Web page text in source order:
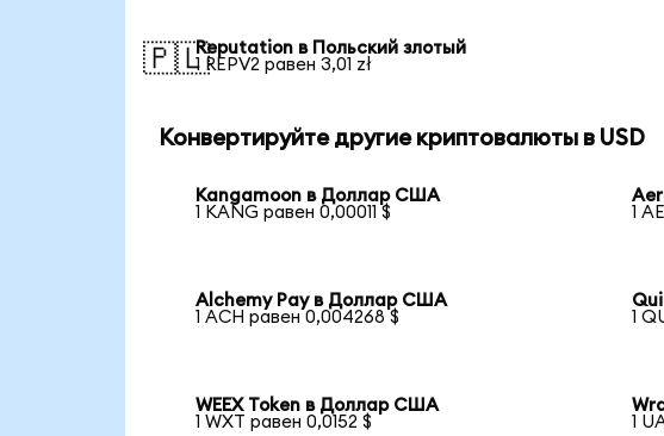
🇵🇱Reputation в Польский злотый
1 REPV2 равен 3,01 zł
Конвертируйте другие криптовалюты в USD
Kangamoon в Доллар США
1 KANG равен 0,00011 $
1
Alchemy Pay в Доллар США
1 ACH равен 0,004268 $
1
WEEX Token в Доллар США
1 WXT равен 0,0152 $
1